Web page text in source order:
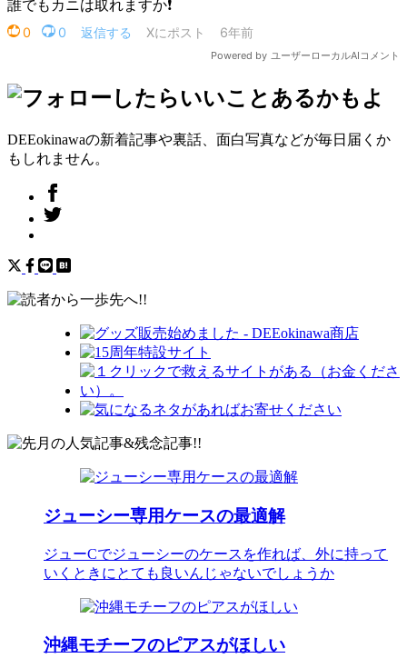
DEEokinawaの新着記事や裏話、面白写真などが毎日届くか
もしれません。
ジューシー専用ケースの最適解
ジューCでジューシーのケースを作れば、外に持って
いくときにとても良いんじゃないでしょうか
沖縄モチーフのピアスがほしい